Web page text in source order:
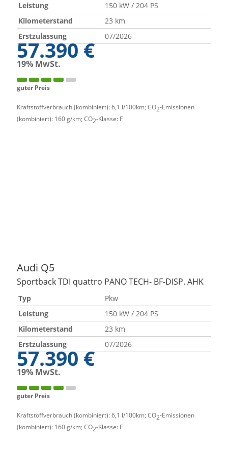
Leistung
150 kW / 204 PS
Kilometerstand
23 km
Erstzulassung
07/2026
57.390 €
19% MwSt.
guter Preis
Kraftstoffverbrauch (kombiniert):6,1 l/100km;CO2-Emissionen
(kombiniert): 160 g/km;CO2-Klasse: F
Audi Q5
Sportback TDI quattro PANO TECH- BF-DISP. AHK
Typ
Pkw
Leistung
150 kW / 204 PS
Kilometerstand
23 km
Erstzulassung
07/2026
57.390 €
19% MwSt.
guter Preis
Kraftstoffverbrauch (kombiniert):6,1 l/100km;CO2-Emissionen
(kombiniert): 160 g/km;CO2-Klasse: F